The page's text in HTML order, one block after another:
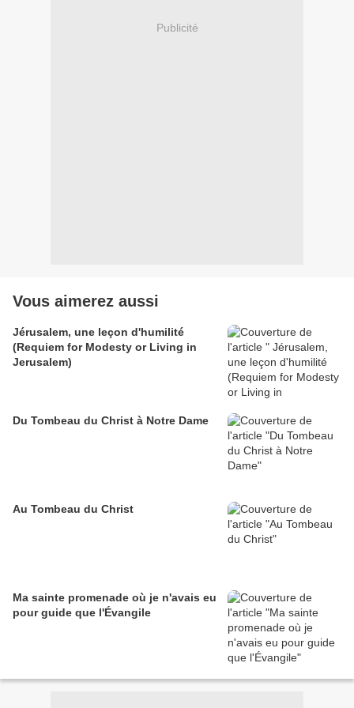
Publicité
Vous aimerez aussi
Jérusalem, une leçon d'humilité
(Requiem for Modesty or Living in
Jerusalem)
Du Tombeau du Christ à Notre Dame
Au Tombeau du Christ
Ma sainte promenade où je n'avais eu
pour guide que l'Évangile